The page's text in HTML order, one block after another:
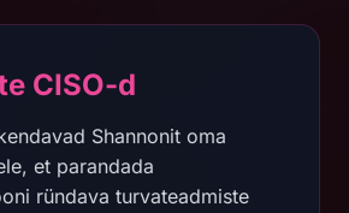
CISO-d
Shannonit oma
et parandada
ründava turvateadmiste